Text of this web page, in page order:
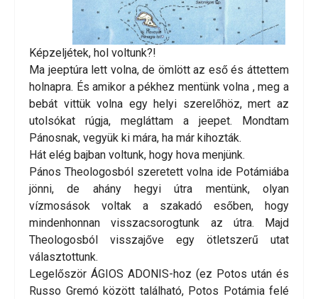
Képzeljétek, hol voltunk?!
Ma jeeptúra lett volna, de ömlött az eső és áttettem
holnapra. És amikor a pékhez mentünk volna , meg a
bebát vittük volna egy helyi szerelőhöz, mert az
utolsókat rúgja, megláttam a jeepet. Mondtam
Pánosnak, vegyük ki mára, ha már kihozták.
Hát elég bajban voltunk, hogy hova menjünk.
Pános Theologosból szeretett volna ide Potámiába
jönni, de ahány hegyi útra mentünk, olyan
vízmosások voltak a szakadó esőben, hogy
mindenhonnan visszacsorogtunk az útra. Majd
Theologosból visszajőve egy ötletszerű utat
választottunk.
Legelőször ÁGIOS ADONIS-hoz (ez Potos után és
Russo Gremó között található, Potos Potámia felé